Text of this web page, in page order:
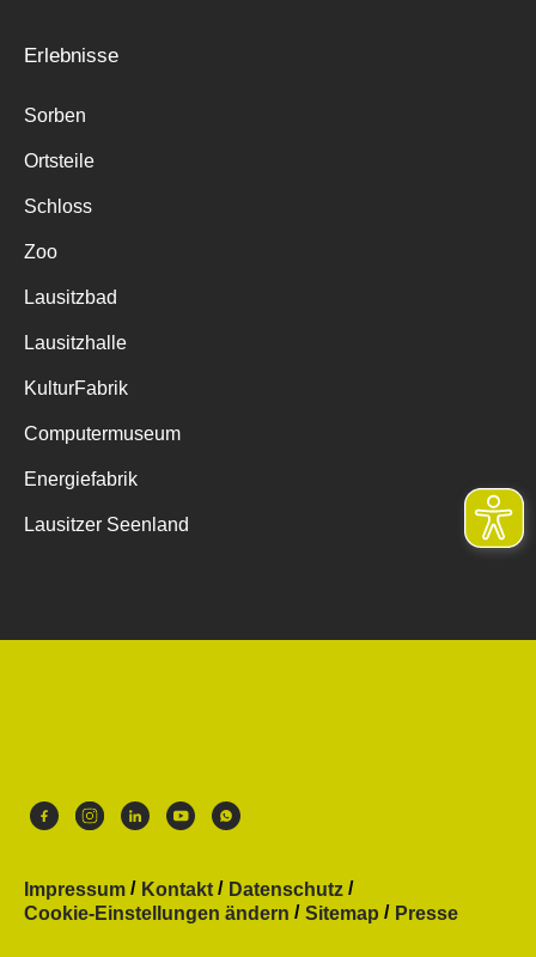
Erlebnisse
Sorben
Ortsteile
Schloss
Zoo
Lausitzbad
Lausitzhalle
KulturFabrik
Computermuseum
Energiefabrik
Lausitzer Seenland
Impressum Kontakt
Datenschutz
Cookie-Einstellungen ändern
Sitemap Presse